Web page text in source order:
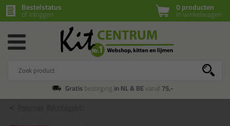
0 producten
in winkelwagen
Bestelstatus
of inloggen
Gratisbezorging in NL & BEvanaf75,-